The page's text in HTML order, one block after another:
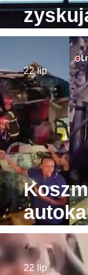
byli w
22 lip
22 lip